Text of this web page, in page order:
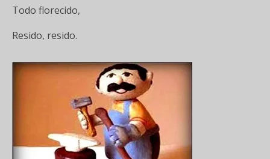
Todo florecido,
Resido, resido.